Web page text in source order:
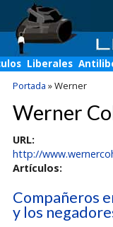
Liberales
Portada »Werner
Werner
URL:
http://
Artículos:
Compañeros
y los